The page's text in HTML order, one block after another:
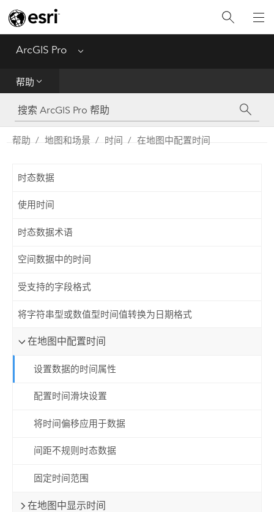
ArcGIS Pro Menu
帮助
工具参考
Python
帮助 地图和场景 时间 在地图中配置时间
时态数据
使用时间
时态数据术语
空间数据中的时间
受支持的字段格式
将字符串型或数值型时间值转换为日期格式
在地图中配置时间
设置数据的时间属性
配置时间滑块设置
将时间偏移应用于数据
间距不规则时态数据
固定时间范围
在地图中显示时间